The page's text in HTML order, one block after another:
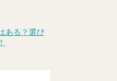
ある？選び